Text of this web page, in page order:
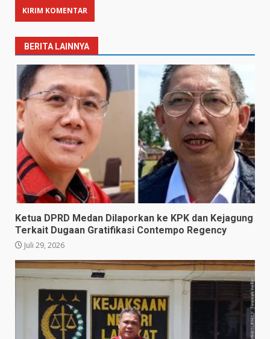
BERITA LAINNYA
Ketua DPRD Medan Dilaporkan ke KPK dan Kejagung
Terkait Dugaan Gratifikasi Contempo Regency
Juli 29, 2026